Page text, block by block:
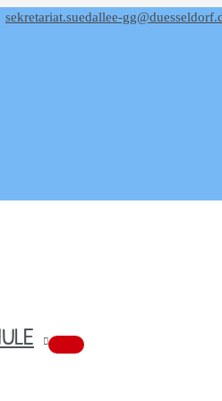
sekretariat.suedallee-